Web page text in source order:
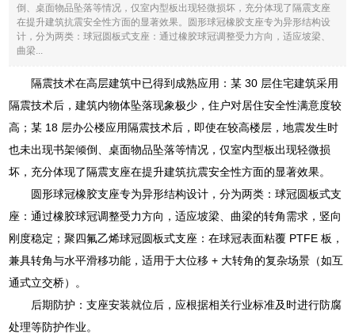
倒、桌面物品坠落等情况，仅室内型板出现轻微损坏，充分体现了隔震支座
在提升建筑抗震安全性方面的显著效果。圆形球冠橡胶支座专为异形结构设
计，分为两类：球冠圆板式支座：通过橡胶球冠调整受力方向，适应坡梁、
曲梁...
隔震技术在高层建筑中已得到成熟应用：某 30 层住宅建筑采用
隔震技术后，建筑内物体坠落现象极少，住户对居住安全性满意度较
高；某 18 层办公楼应用隔震技术后，即使在较高楼层，地震发生时
也未出现书架倾倒、桌面物品坠落等情况，仅室内型板出现轻微损
坏，充分体现了隔震支座在提升建筑抗震安全性方面的显著效果。
圆形球冠橡胶支座专为异形结构设计，分为两类：球冠圆板式支
座：通过橡胶球冠调整受力方向，适应坡梁、曲梁的转角需求，竖向
刚度稳定；聚四氟乙烯球冠圆板式支座：在球冠表面粘覆 PTFE 板，
兼具转角与水平滑移功能，适用于大位移 + 大转角的复杂场景（如互
通式立交桥）。
后期防护：支座安装就位后，应根据相关行业标准及时进行防腐
处理等防护作业。